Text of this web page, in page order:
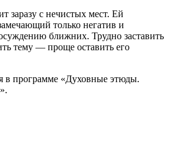
заразу с нечистых мест. Ей
только негатив и
ближних. Трудно заставить
тему — проще оставить его
в программе «Духовные этюды.